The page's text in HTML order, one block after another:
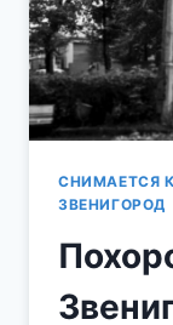
СНИМАЕТСЯ
ЗВЕНИГОРОД